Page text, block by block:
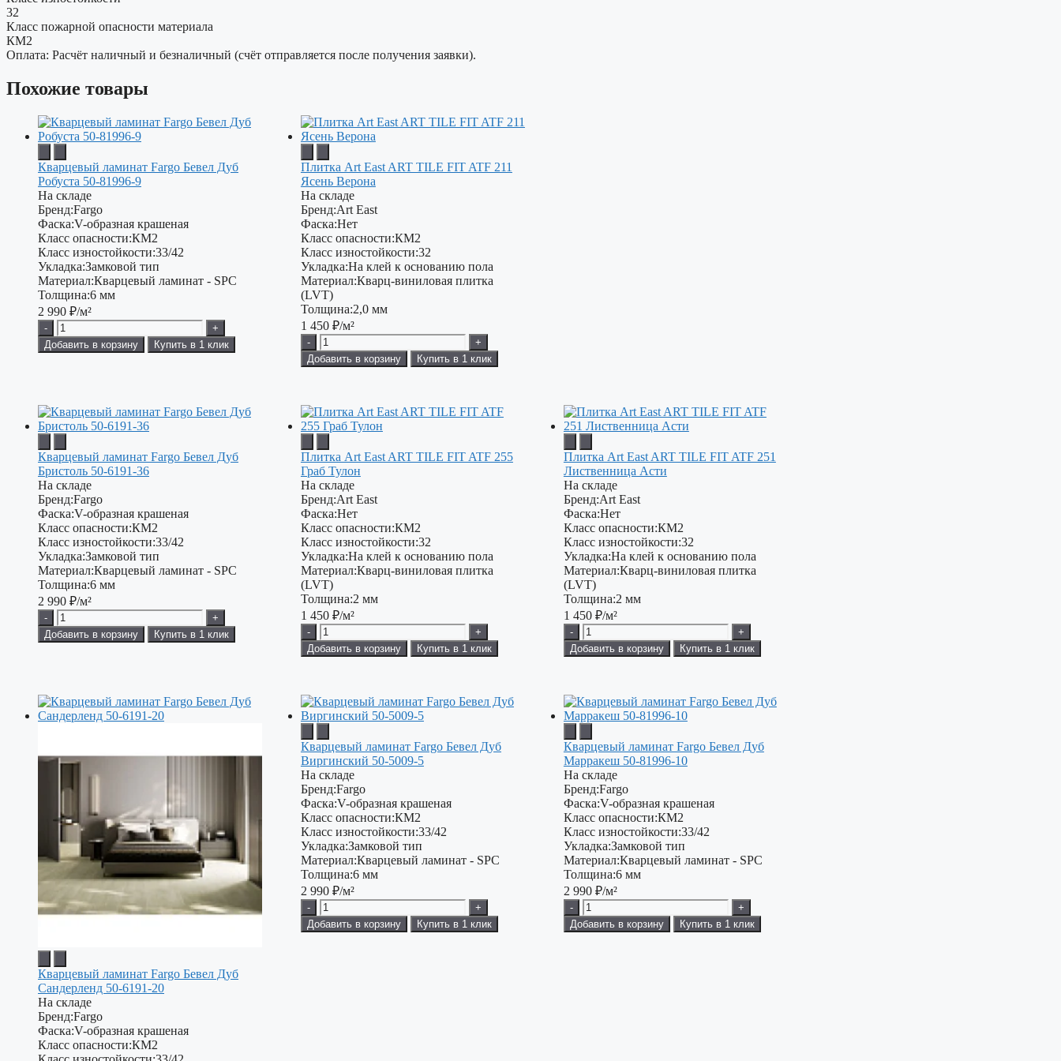
32
Класс пожарной опасности материала
КМ2
Оплата: Расчёт наличный и безналичный (счёт отправляется после получения заявки).
Похожие товары
Кварцевый ламинат Fargo Бевел Дуб
Робуста 50-81996-9
На складе
Бренд:Fargo
Фаска:V-образная крашеная
Класс опасности:КМ2
Класс изностойкости:33/42
Укладка:Замковой тип
Материал:Кварцевый ламинат - SPC
Толщина:6 мм
2 990 ₽/м²
-
+
Добавить в корзину
Купить в 1 клик
Плитка Art East ART TILE FIT ATF 211
Ясень Верона
На складе
Бренд:Art East
Фаска:Нет
Класс опасности:КМ2
Класс изностойкости:32
Укладка:На клей к основанию пола
Материал:Кварц-виниловая плитка
(LVT)
Толщина:2,0 мм
1 450 ₽/м²
-
+
Добавить в корзину
Купить в 1 клик
Кварцевый ламинат Fargo Бевел Дуб
Бристоль 50-6191-36
На складе
Бренд:Fargo
Фаска:V-образная крашеная
Класс опасности:КМ2
Класс изностойкости:33/42
Укладка:Замковой тип
Материал:Кварцевый ламинат - SPC
Толщина:6 мм
2 990 ₽/м²
-
+
Добавить в корзину
Купить в 1 клик
Плитка Art East ART TILE FIT ATF 255
Граб Тулон
На складе
Бренд:Art East
Фаска:Нет
Класс опасности:КМ2
Класс изностойкости:32
Укладка:На клей к основанию пола
Материал:Кварц-виниловая плитка
(LVT)
Толщина:2 мм
1 450 ₽/м²
-
+
Добавить в корзину
Купить в 1 клик
Плитка Art East ART TILE FIT ATF 251
Лиственница Асти
На складе
Бренд:Art East
Фаска:Нет
Класс опасности:КМ2
Класс изностойкости:32
Укладка:На клей к основанию пола
Материал:Кварц-виниловая плитка
(LVT)
Толщина:2 мм
1 450 ₽/м²
-
+
Добавить в корзину
Купить в 1 клик
Кварцевый ламинат Fargo Бевел Дуб
Сандерленд 50-6191-20
На складе
Бренд:Fargo
Фаска:V-образная крашеная
Класс опасности:КМ2
Кварцевый ламинат Fargo Бевел Дуб
Виргинский 50-5009-5
На складе
Бренд:Fargo
Фаска:V-образная крашеная
Класс опасности:КМ2
Класс изностойкости:33/42
Укладка:Замковой тип
Материал:Кварцевый ламинат - SPC
Толщина:6 мм
2 990 ₽/м²
-
+
Добавить в корзину
Купить в 1 клик
Кварцевый ламинат Fargo Бевел Дуб
Марракеш 50-81996-10
На складе
Бренд:Fargo
Фаска:V-образная крашеная
Класс опасности:КМ2
Класс изностойкости:33/42
Укладка:Замковой тип
Материал:Кварцевый ламинат - SPC
Толщина:6 мм
2 990 ₽/м²
-
+
Добавить в корзину
Купить в 1 клик